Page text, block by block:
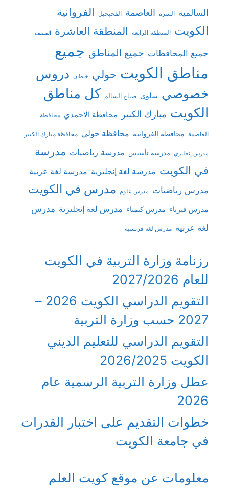
السالمية السرة العاصمة الفحيحيل الفروانية
الكويت المنطقة الرابعة المنطقة العاشرة المنقف
جميع المحافظات جميع المناطق جميع
مناطق الكويت حولي خيطان دروس
خصوصي سلوى صباح السالم كل مناطق
الكويت مبارك الكبير محافظة الاحمدي محافظة
العاصمة محافظة الفروانية محافظة حولي محافظة مبارك الكبير
مدرس إنجليزي مدرسة تأسيس مدرسة رياضيات مدرسة
في الكويت مدرسة لغة إنجليزية مدرسة لغة عربية
مدرس رياضيات مدرس علوم مدرس في الكويت
مدرس فيزياء مدرس كيمياء مدرس لغة إنجليزية مدرس
لغة عربية مدرس لغة فرنسية
رزنامة وزارة التربية في الكويت
للعام 2027/2026
التقويم الدراسي الكويت 2026 –
2027 حسب وزارة التربية
التقويم الدراسي للتعليم الديني
الكويت 2026/2025
عطل وزارة التربية الرسمية عام
2026
خطوات التقديم على اختبار القدرات
في جامعة الكويت
معلومات عن موقع كويت العلم